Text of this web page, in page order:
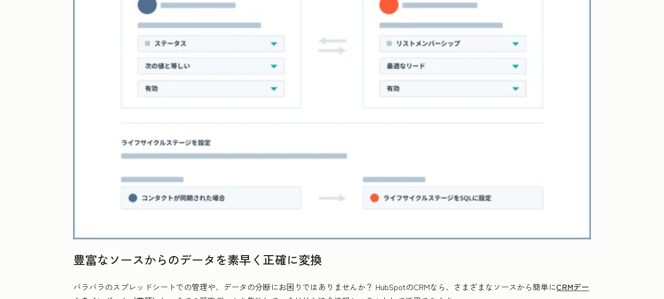
豊富なソースからのデータを素早く正確に変換
バラバラのスプレッドシートでの管理や、データの分断にお困りではありませんか？ HubSpotのCRMなら、さまざまなソースから簡単にCRMデー